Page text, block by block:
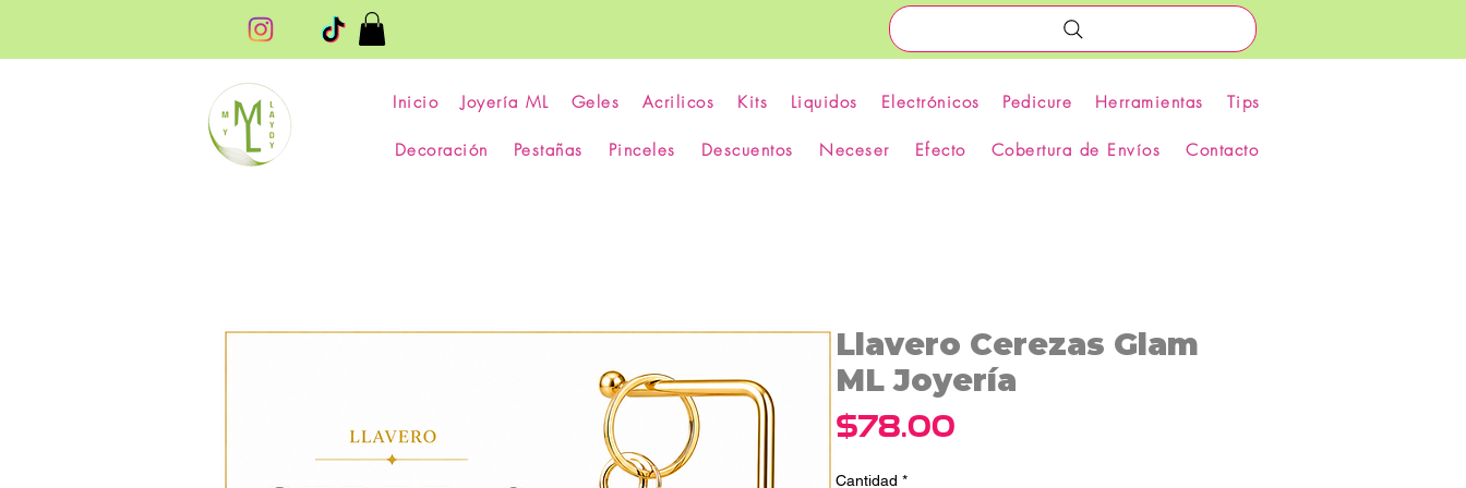
Inicio Joyería ML Geles Acrilicos Kits Liquidos Electrónicos Pedicure Herramientas Tips
Decoración Pestañas Pinceles Descuentos Neceser Efecto Cobertura de Envíos Contacto
Llavero Cerezas Glam
ML Joyería
$78.00
Cantidad *